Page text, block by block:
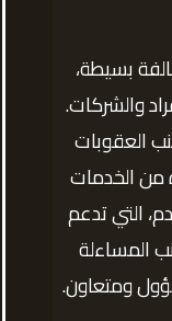
بسيطة،
والشركات.
العقوبات
من الخدمات
التي تدعم
المساءلة
ومتعاون.